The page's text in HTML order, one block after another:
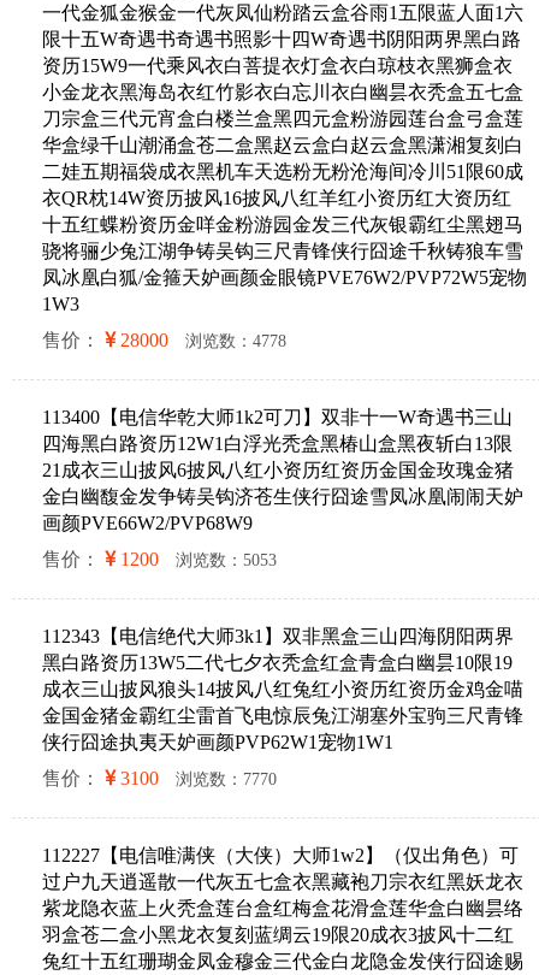
一代金狐金猴金一代灰凤仙粉踏云盒谷雨1五限蓝人面1六
限十五W奇遇书奇遇书照影十四W奇遇书阴阳两界黑白路
资历15W9一代乘风衣白菩提衣灯盒衣白琼枝衣黑狮盒衣
小金龙衣黑海岛衣红竹影衣白忘川衣白幽昙衣秃盒五七盒
刀宗盒三代元宵盒白楼兰盒黑四元盒粉游园莲台盒弓盒莲
华盒绿千山潮涌盒苍二盒黑赵云盒白赵云盒黑潇湘复刻白
二娃五期福袋成衣黑机车天选粉无粉沧海间冷川51限60成
衣QR枕14W资历披风16披风八红羊红小资历红大资历红
十五红蝶粉资历金咩金粉游园金发三代灰银霸红尘黑翅马
骁将骊少兔江湖争铸吴钩三尺青锋侠行囧途千秋铸狼车雪
凤冰凰白狐/金箍天妒画颜金眼镜PVE76W2/PVP72W5宠物
1W3
售价：
28000 浏览数：4778
113400【电信华乾大师1k2可刀】双非十一W奇遇书三山
四海黑白路资历12W1白浮光秃盒黑椿山盒黑夜斩白13限
21成衣三山披风6披风八红小资历红资历金国金玫瑰金猪
金白幽馥金发争铸吴钩济苍生侠行囧途雪凤冰凰闹闹天妒
画颜PVE66W2/PVP68W9
售价：
1200 浏览数：5053
112343【电信绝代大师3k1】双非黑盒三山四海阴阳两界
黑白路资历13W5二代七夕衣秃盒红盒青盒白幽昙10限19
成衣三山披风狼头14披风八红兔红小资历红资历金鸡金喵
金国金猪金霸红尘雷首飞电惊辰兔江湖塞外宝驹三尺青锋
侠行囧途执夷天妒画颜PVP62W1宠物1W1
售价：
3100 浏览数：7770
112227【电信唯满侠（大侠）大师1w2】（仅出角色）可
过户九天逍遥散一代灰五七盒衣黑藏袍刀宗衣红黑妖龙衣
紫龙隐衣蓝上火秃盒莲台盒红梅盒花滑盒莲华盒白幽昙络
羽盒苍二盒小黑龙衣复刻蓝绸云19限20成衣3披风十二红
兔红十五红珊瑚金凤金穆金三代金白龙隐金发侠行囧途赐